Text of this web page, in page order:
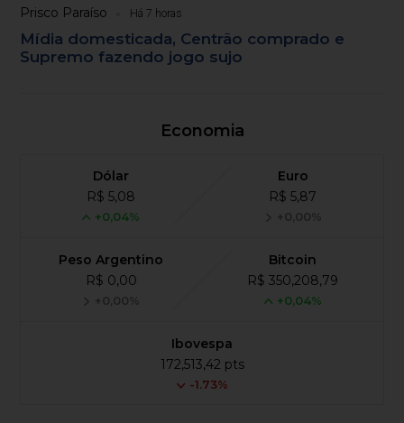
Prisco Paraíso Há 7 horas
Mídia domesticada, Centrão comprado e
Supremo fazendo jogo sujo
Economia
Dólar
R$ 5,08
+0,04%
Euro
R$ 5,87
+0,00%
Peso Argentino
R$ 0,00
+0,00%
Bitcoin
R$ 350,208,79
+0,04%
Ibovespa
172,513,42 pts
-1.73%